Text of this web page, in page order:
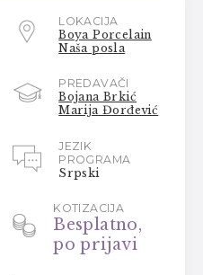
LOKACIJA
Boya Porcelain
Naša posla
PREDAVAČI
Bojana Brkić
Marija Đorđević
JEZIK
PROGRAMA
Srpski
KOTIZACIJA
Besplatno,
po prijavi